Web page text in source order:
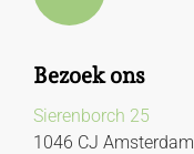
Bezoek ons
Sierenborch 25
1046 CJ Amsterdam